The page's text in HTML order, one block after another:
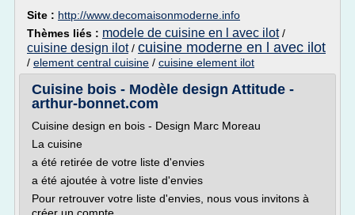
Site : http://www.decomaisonmoderne.info
Thèmes liés : modele de cuisine en l avec ilot/
cuisine design ilot/ cuisine moderne en l avec ilot
/ element central cuisine / cuisine element ilot
Cuisine bois - Modèle design Attitude -
arthur-bonnet.com
Cuisine design en bois - Design Marc Moreau
La cuisine
a été retirée de votre liste d'envies
a été ajoutée à votre liste d'envies
Pour retrouver votre liste d'envies, nous vous invitons à